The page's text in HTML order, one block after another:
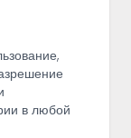
в любой